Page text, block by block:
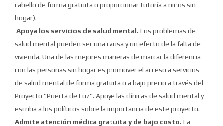
cabello de forma gratuita o proporcionar tutoría a niños sin
hogar).
Apoya los servicios de salud mental. Los problemas de
salud mental pueden ser una causa y un efecto de la falta de
vivienda. Una de las mejores maneras de marcar la diferencia
con las personas sin hogar es promover el acceso a servicios
de salud mental de forma gratuita o a bajo precio a través del
Proyecto "Puerta de Luz". Apoye las clínicas de salud mental y
escriba a los políticos sobre la importancia de este proyecto.
Admite atención médica gratuita y de bajo costo. La